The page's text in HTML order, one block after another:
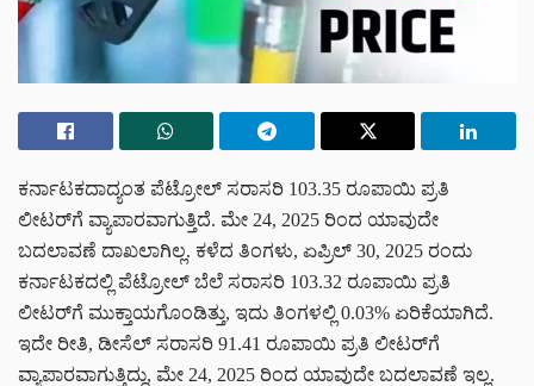
ಕರ್ನಾಟಕದಾದ್ಯಂತ ಪೆಟ್ರೋಲ್ ಸರಾಸರಿ 103.35 ರೂಪಾಯಿ ಪ್ರತಿ
ಲೀಟರ್‌ಗೆ ವ್ಯಾಪಾರವಾಗುತ್ತಿದೆ. ಮೇ 24, 2025 ರಿಂದ ಯಾವುದೇ
ಬದಲಾವಣೆ ದಾಖಲಾಗಿಲ್ಲ. ಕಳೆದ ತಿಂಗಳು, ಏಪ್ರಿಲ್ 30, 2025 ರಂದು
ಕರ್ನಾಟಕದಲ್ಲಿ ಪೆಟ್ರೋಲ್ ಬೆಲೆ ಸರಾಸರಿ 103.32 ರೂಪಾಯಿ ಪ್ರತಿ
ಲೀಟರ್‌ಗೆ ಮುಕ್ತಾಯಗೊಂಡಿತ್ತು, ಇದು ತಿಂಗಳಲ್ಲಿ 0.03% ಏರಿಕೆಯಾಗಿದೆ.
ಇದೇ ರೀತಿ, ಡೀಸೆಲ್ ಸರಾಸರಿ 91.41 ರೂಪಾಯಿ ಪ್ರತಿ ಲೀಟರ್‌ಗೆ
ವ್ಯಾಪಾರವಾಗುತ್ತಿದ್ದು, ಮೇ 24, 2025 ರಿಂದ ಯಾವುದೇ ಬದಲಾವಣೆ ಇಲ್ಲ.